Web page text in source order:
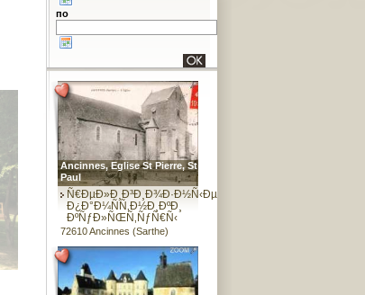
по
Ancinnes, Eglise St Pierre, St
Paul
Ñ€ÐµÐ»Ð¸Ð³Ð¸Ð¾Ð·Ð½Ñ‹Ðµ
Ð¿Ð°Ð¼ÑÑ‚Ð½Ð¸ÐºÐ¸
ÐºÑƒÐ»ÑŒÑ‚ÑƒÑ€Ñ‹
72610 Ancinnes (Sarthe)